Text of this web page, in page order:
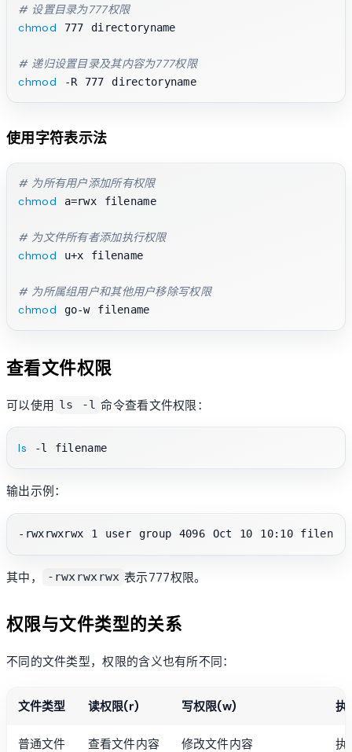
# 设置目录为777权限
chmod 777 directoryname
# 递归设置目录及其内容为777权限
chmod
-R 777 directoryname
使用字符表示法
# 为所有用户添加所有权限
chmod a=rwx filename
# 为文件所有者添加执行权限
chmod u+x filename
# 为所属组用户和其他用户移除写权限
chmod
查看文件权限
可以使用 ls -l 命令查看文件权限：
ls
输出示例：
其中， -rwxrwxrwx 表示777权限。
权限与文件类型的关系
不同的文件类型，权限的含义也有所不同：
文件类型 读权限(r) 写权限(w) 执
普通文件 查看文件内容 修改文件内容 执